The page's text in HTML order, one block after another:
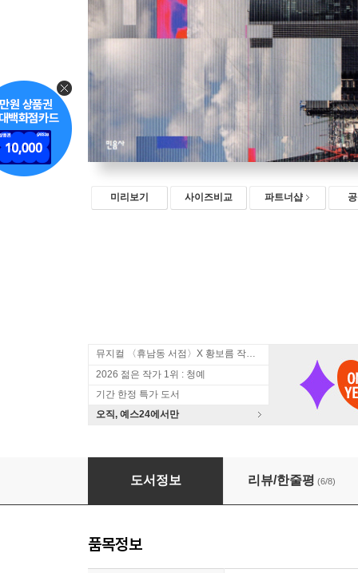
미리보기 사이즈비교 파트너샵
뮤지컬 〈휴남동 서점〉X 황보름 작가 북토크
2026 젊은 작가 1위 : 청예
기간 한정 특가 도서
오직, 예스24에서만
…스크롤!
도서정보 리뷰/한줄평 (6/8)
품목정보